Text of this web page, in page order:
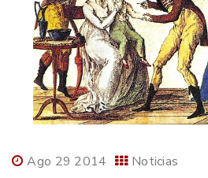
Ago 29 2014 Noticias